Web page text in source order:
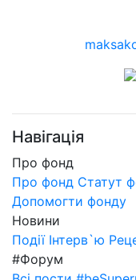
Навігація
Про фонд
Про фонд Статут
Допомогти фонду
Новини
Події Інтерв`ю
#Форум